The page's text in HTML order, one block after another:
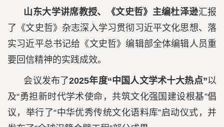
山东大学讲席教授、《文史哲》主编杜泽逊汇报
了《文史哲》杂志深入学习贯彻习近平文化思想、落
实习近平总书记给《文史哲》编辑部全体编辑人员重
要回信精神的实践成效。
会议发布了2025年度“中国人文学术十大热点”以
及“勇担新时代学术使命，共筑文化强国建设根基”倡
议，举行了“中华优秀传统文化语料库”启动仪式，并